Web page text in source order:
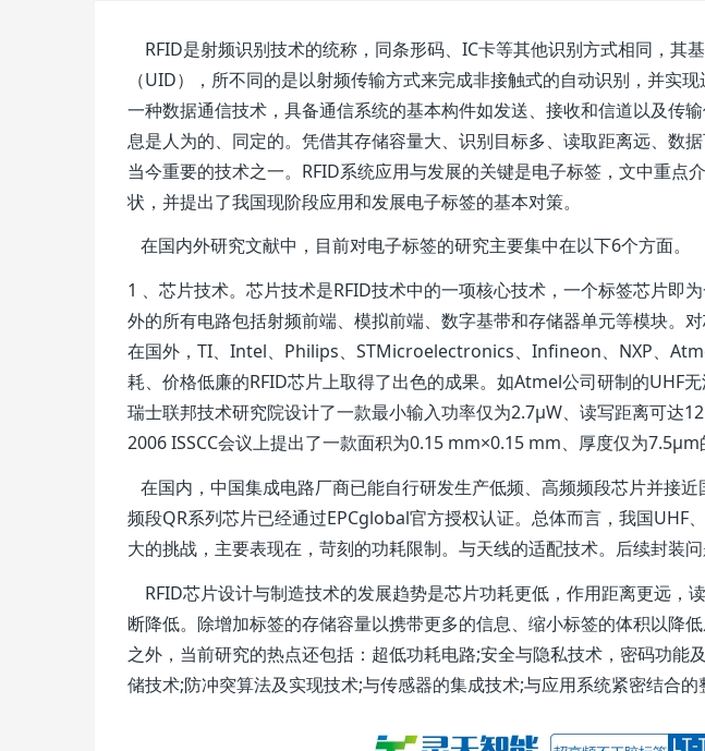
RFID是射频识别技术的统称，同条形码、IC卡等其他识别方式相同，其
（UID），所不同的是以射频传输方式来完成非接触式的自动识别，并实
一种数据通信技术，具备通信系统的基本构件如发送、接收和信道以及传
息是人为的、同定的。凭借其存储容量大、识别目标多、读取距离远、数
当今重要的技术之一。RFID系统应用与发展的关键是电子标签，文中重点
状，并提出了我国现阶段应用和发展电子标签的基本对策。
在国内外研究文献中，目前对电子标签的研究主要集中在以下6个方面。
1 、芯片技术。芯片技术是RFID技术中的一项核心技术，一个标签芯片即
外的所有电路包括射频前端、模拟前端、数字基带和存储器单元等模块。
在国外，TI、Intel、Philips、STMicroelectronics、Infineon、NXP、
耗、价格低廉的RFID芯片上取得了出色的成果。如Atmel公司研制的UHF无
瑞士联邦技术研究院设计了一款最小输入功率仅为2.7μW、读写距离可达
2006 ISSCC会议上提出了一款面积为0.15 mm×0.15 mm、厚度仅为7.5μm
在国内，中国集成电路厂商已能自行研发生产低频、高频频段芯片并接
频段QR系列芯片已经通过EPCglobal官方授权认证。总体而言，我国UHF
大的挑战，主要表现在，苛刻的功耗限制。与天线的适配技术。后续封装
RFID芯片设计与制造技术的发展趋势是芯片功耗更低，作用距离更远，
断降低。除增加标签的存储容量以携带更多的信息、缩小标签的体积以降
之外，当前研究的热点还包括：超低功耗电路;安全与隐私技术，密码功能
储技术;防冲突算法及实现技术;与传感器的集成技术;与应用系统紧密结合的